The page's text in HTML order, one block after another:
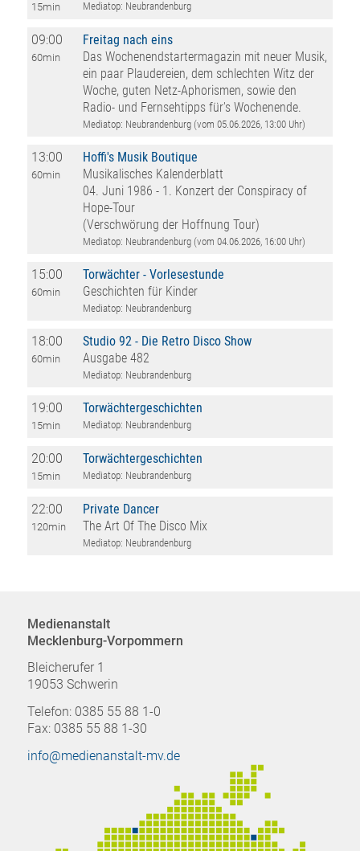
15min Mediatop: Neubrandenburg
09:00
60min
Freitag nach eins
Das Wochenendstartermagazin mit neuer Musik,
ein paar Plaudereien, dem schlechten Witz der
Woche, guten Netz-Aphorismen, sowie den
Radio- und Fernsehtipps für's Wochenende.
Mediatop: Neubrandenburg (vom 05.06.2026, 13:00 Uhr)
13:00
60min
Hoffi's Musik Boutique
Musikalisches Kalenderblatt
04. Juni 1986 - 1. Konzert der Conspiracy of
Hope-Tour
(Verschwörung der Hoffnung Tour)
Mediatop: Neubrandenburg (vom 04.06.2026, 16:00 Uhr)
15:00
60min
Torwächter - Vorlesestunde
Geschichten für Kinder
Mediatop: Neubrandenburg
18:00
60min
Studio 92 - Die Retro Disco Show
Ausgabe 482
Mediatop: Neubrandenburg
19:00
15min
Torwächtergeschichten
Mediatop: Neubrandenburg
20:00
15min
Torwächtergeschichten
Mediatop: Neubrandenburg
22:00
120min
Private Dancer
The Art Of The Disco Mix
Mediatop: Neubrandenburg
Medienanstalt
Mecklenburg-Vorpommern
Bleicherufer 1
19053 Schwerin
Telefon: 0385 55 88 1-0
Fax: 0385 55 88 1-30
info@medienanstalt-mv.de